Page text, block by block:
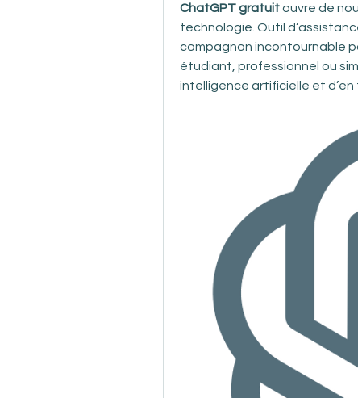
ChatGPT gratuit ouvre de
technologie. Outil
compagnon incontournable
étudiant, professionnel ou
intelligence artificielle et